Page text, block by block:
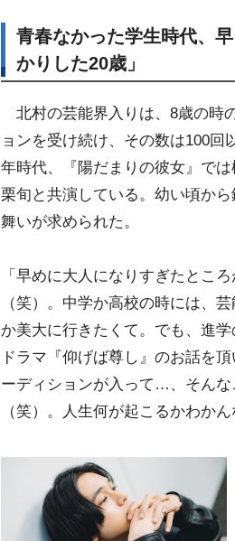
青春なかった学生時代、
かりした20歳」
北村の芸能界入りは、8歳の時
ョンを受け続け、その数は100
年時代、『陽だまりの彼女』で
栗旬と共演している。幼い頃か
舞いが求められた。
「早めに大人になりすぎたとこ
（笑）。中学か高校の時には、
か美大に行きたくて。でも、進
ドラマ『仰げば尊し』のお話を
ーディションが入って…、そん
（笑）。人生何が起こるかわかん